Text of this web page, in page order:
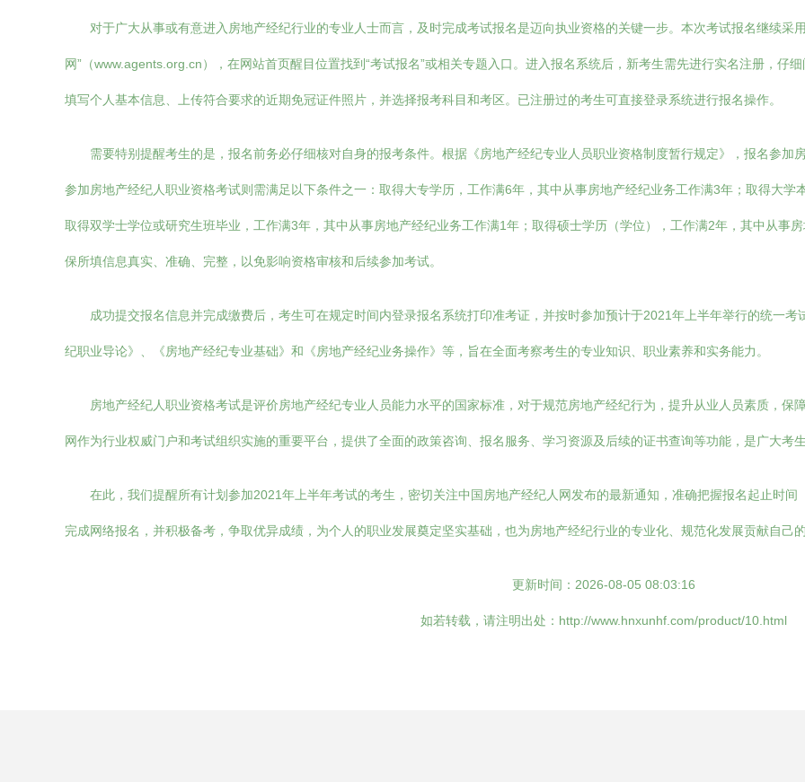
对于广大从事或有意进入房地产经纪行业的专业人士而言，及时完成考试报名是迈向执业资格的关键一步。本次考试报名继续采
网”（www.agents.org.cn），在网站首页醒目位置找到“考试报名”或相关专题入口。进入报名系统后，新考生需先进行实名注册，仔
填写个人基本信息、上传符合要求的近期免冠证件照片，并选择报考科目和考区。已注册过的考生可直接登录系统进行报名操作。
需要特别提醒考生的是，报名前务必仔细核对自身的报考条件。根据《房地产经纪专业人员职业资格制度暂行规定》，报名参加
参加房地产经纪人职业资格考试则需满足以下条件之一：取得大专学历，工作满6年，其中从事房地产经纪业务工作满3年；取得大
取得双学士学位或研究生班毕业，工作满3年，其中从事房地产经纪业务工作满1年；取得硕士学历（学位），工作满2年，其中从事
保所填信息真实、准确、完整，以免影响资格审核和后续参加考试。
成功提交报名信息并完成缴费后，考生可在规定时间内登录报名系统打印准考证，并按时参加预计于2021年上半年举行的统一
纪职业导论》、《房地产经纪专业基础》和《房地产经纪业务操作》等，旨在全面考察考生的专业知识、职业素养和实务能力。
房地产经纪人职业资格考试是评价房地产经纪专业人员能力水平的国家标准，对于规范房地产经纪行为，提升从业人员素质，
网作为行业权威门户和考试组织实施的重要平台，提供了全面的政策咨询、报名服务、学习资源及后续的证书查询等功能，是广大考
在此，我们提醒所有计划参加2021年上半年考试的考生，密切关注中国房地产经纪人网发布的最新通知，准确把握报名起止时
完成网络报名，并积极备考，争取优异成绩，为个人的职业发展奠定坚实基础，也为房地产经纪行业的专业化、规范化发展贡献自己
更新时间：2026-08-05 08:03:16
如若转载，请注明出处：http://www.hnxunhf.com/product/10.html